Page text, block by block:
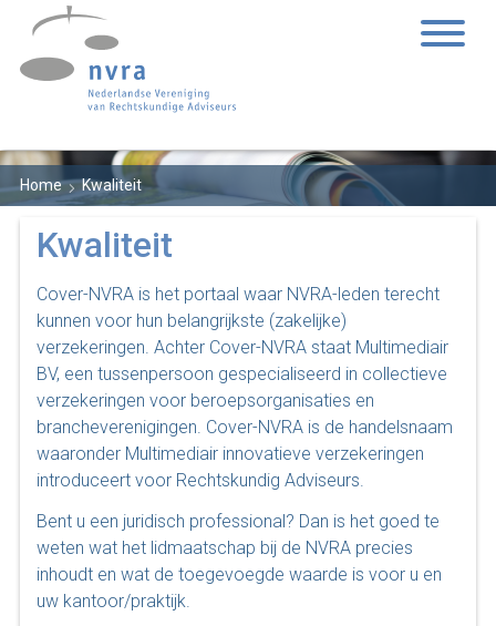
Home Kwaliteit
Kwaliteit
Cover-NVRA is het portaal waar NVRA-leden terecht
kunnen voor hun belangrijkste (zakelijke)
verzekeringen. Achter Cover-NVRA staat Multimediair
BV, een tussenpersoon gespecialiseerd in collectieve
verzekeringen voor beroepsorganisaties en
brancheverenigingen. Cover-NVRA is de handelsnaam
waaronder Multimediair innovatieve verzekeringen
introduceert voor Rechtskundig Adviseurs.
Bent u een juridisch professional? Dan is het goed te
weten wat het lidmaatschap bij de NVRA precies
inhoudt en wat de toegevoegde waarde is voor u en
uw kantoor/praktijk.